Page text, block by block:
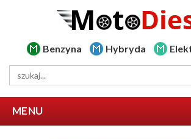
Benzyna Hybryda
MENU